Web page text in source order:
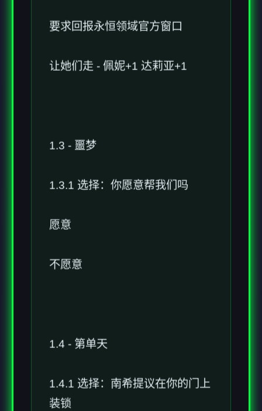
要求回报永恒领域官方窗口
让她们走 - 佩妮+1 达莉亚+1
1.3 - 噩梦
1.3.1 选择：你愿意帮我们吗
愿意
不愿意
1.4 - 第单天
1.4.1 选择：南希提议在你的门上
装锁